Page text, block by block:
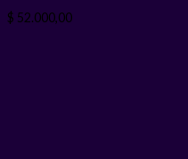
$ 52.000,00